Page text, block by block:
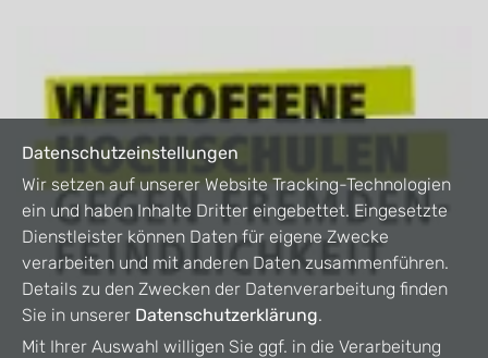
Datenschutzeinstellungen
Wir setzen auf unserer Website Tracking-Technologien
ein und haben Inhalte Dritter eingebettet. Eingesetzte
Dienstleister können Daten für eigene Zwecke
verarbeiten und mit anderen Daten zusammenführen.
Details zu den Zwecken der Datenverarbeitung finden
Sie in unserer Datenschutzerklärung.
Mit Ihrer Auswahl willigen Sie ggf. in die Verarbeitung